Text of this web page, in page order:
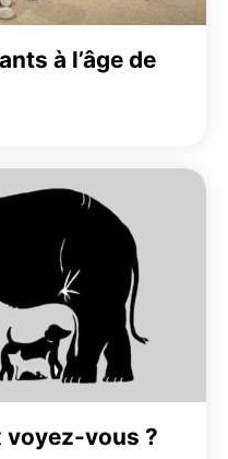
à l’âge de
voyez-vous ?